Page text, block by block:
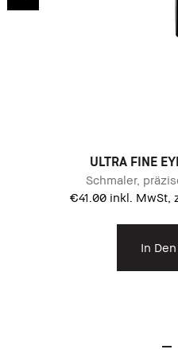
ULTRA FINE
Schmaler,
€41.00 inkl. MwSt,